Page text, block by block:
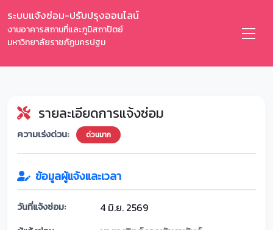
ระบบแจ้งซ่อม-ปรับปรุงออนไลน์
งานอาคารสถานที่และภูมิสถาปัตย์
มหาวิทยาลัยราชภัฏนครปฐม
รายละเอียดการแจ้งซ่อม
ความเร่งด่วน: ด่วนมาก
ข้อมูลผู้แจ้งและเวลา
วันที่แจ้งซ่อม: 4 มิ.ย. 2569